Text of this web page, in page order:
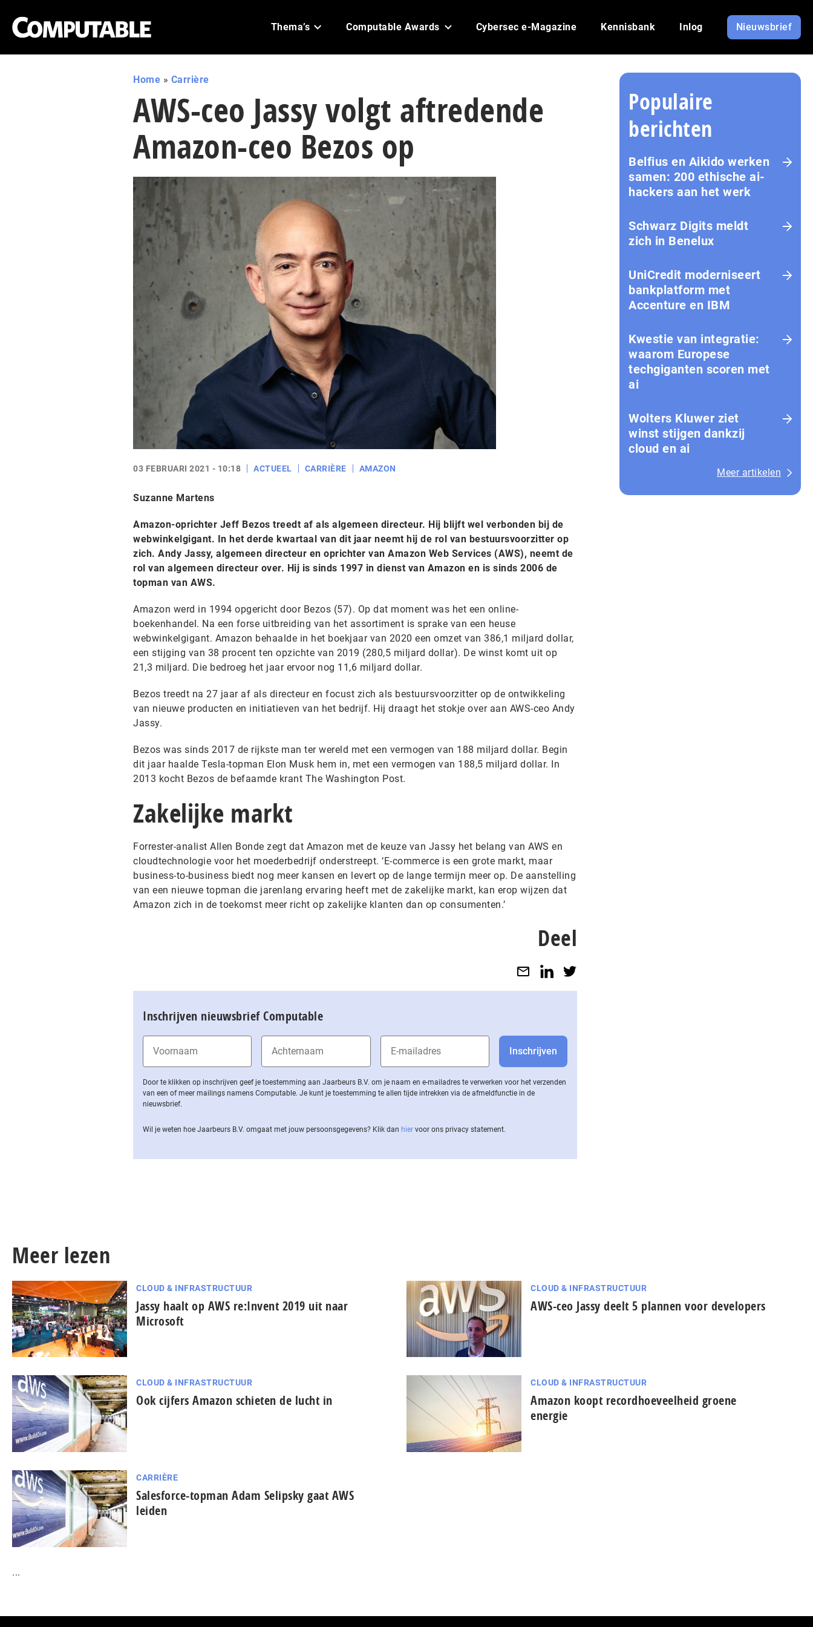
Thema’s Computable Awards Cybersec e-Magazine Kennisbank Inlog Nieuwsbrief
Home » Carrière
AWS-ceo Jassy volgt aftredende
Amazon-ceo Bezos op
03 FEBRUARI 2021 - 10:18 ACTUEEL CARRIÈRE AMAZON
Suzanne Martens
Amazon-oprichter Jeff Bezos treedt af als algemeen directeur. Hij blijft wel verbonden bij de
webwinkelgigant. In het derde kwartaal van dit jaar neemt hij de rol van bestuursvoorzitter op
zich. Andy Jassy, algemeen directeur en oprichter van Amazon Web Services (AWS), neemt de
rol van algemeen directeur over. Hij is sinds 1997 in dienst van Amazon en is sinds 2006 de
topman van AWS.
Amazon werd in 1994 opgericht door Bezos (57). Op dat moment was het een online-
boekenhandel. Na een forse uitbreiding van het assortiment is sprake van een heuse
webwinkelgigant. Amazon behaalde in het boekjaar van 2020 een omzet van 386,1 miljard dollar,
een stijging van 38 procent ten opzichte van 2019 (280,5 miljard dollar). De winst komt uit op
21,3 miljard. Die bedroeg het jaar ervoor nog 11,6 miljard dollar.
Bezos treedt na 27 jaar af als directeur en focust zich als bestuursvoorzitter op de ontwikkeling
van nieuwe producten en initiatieven van het bedrijf. Hij draagt het stokje over aan AWS-ceo Andy
Jassy.
Bezos was sinds 2017 de rijkste man ter wereld met een vermogen van 188 miljard dollar. Begin
dit jaar haalde Tesla-topman Elon Musk hem in, met een vermogen van 188,5 miljard dollar. In
2013 kocht Bezos de befaamde krant The Washington Post.
Zakelijke markt
Forrester-analist Allen Bonde zegt dat Amazon met de keuze van Jassy het belang van AWS en
cloudtechnologie voor het moederbedrijf onderstreept. ‘E-commerce is een grote markt, maar
business-to-business biedt nog meer kansen en levert op de lange termijn meer op. De aanstelling
van een nieuwe topman die jarenlang ervaring heeft met de zakelijke markt, kan erop wijzen dat
Amazon zich in de toekomst meer richt op zakelijke klanten dan op consumenten.’
Deel
Inschrijven nieuwsbrief Computable
Door te klikken op inschrijven geef je toestemming aan Jaarbeurs B.V. om je naam en e-mailadres te verwerken voor het verzenden
van een of meer mailings namens Computable. Je kunt je toestemming te allen tijde intrekken via de af­meld­func­tie in de
nieuwsbrief.
Wil je weten hoe Jaarbeurs B.V. omgaat met jouw per­soons­ge­ge­vens? Klik dan hier voor ons privacy statement.
Populaire
berichten
Belfius en Aikido werken
samen: 200 ethische ai-
hackers aan het werk
Schwarz Digits meldt
zich in Benelux
UniCredit moderniseert
bankplatform met
Accenture en IBM
Kwestie van integratie:
waarom Europese
techgiganten scoren met
ai
Wolters Kluwer ziet
winst stijgen dankzij
cloud en ai
Meer artikelen
Meer lezen
CLOUD & INFRASTRUCTUUR
Jassy haalt op AWS re:Invent 2019 uit naar
Microsoft
CLOUD & INFRASTRUCTUUR
AWS-ceo Jassy deelt 5 plannen voor developers
CLOUD & INFRASTRUCTUUR
Ook cijfers Amazon schieten de lucht in
CLOUD & INFRASTRUCTUUR
Amazon koopt recordhoeveelheid groene
energie
CARRIÈRE
Salesforce-topman Adam Selipsky gaat AWS
leiden
...